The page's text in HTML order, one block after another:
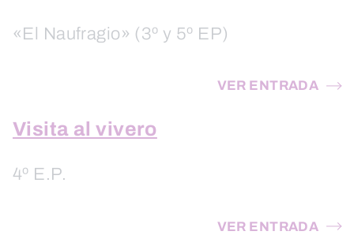
«El Naufragio» (3º y 5º EP)
VER ENTRADA
Visita al vivero
4º E.P.
VER ENTRADA